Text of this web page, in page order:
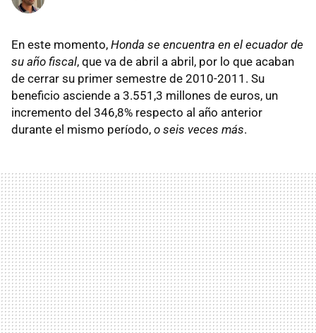
En este momento, Honda se encuentra en el ecuador de
su año fiscal, que va de abril a abril, por lo que acaban
de cerrar su primer semestre de 2010-2011. Su
beneficio asciende a 3.551,3 millones de euros, un
incremento del 346,8% respecto al año anterior
durante el mismo período, o seis veces más.